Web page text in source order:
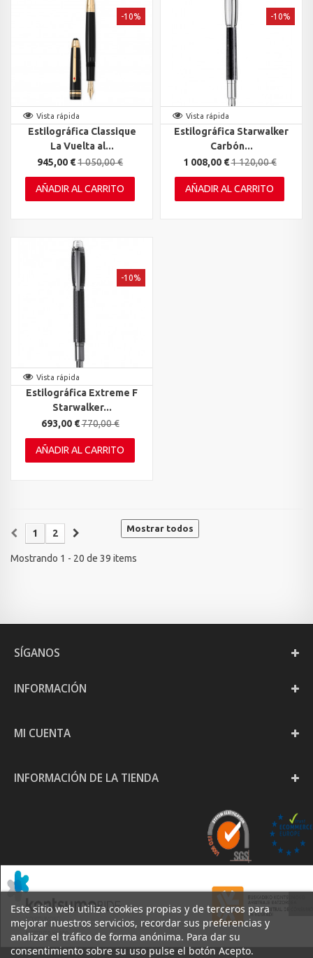
Vista rápida
Estilográfica Classique
La Vuelta al...
945,00 €1 050,00 €
-10%
AÑADIR AL CARRITO
Vista rápida
Estilográfica Starwalker
Carbón...
1 008,00 €1 120,00 €
-10%
AÑADIR AL CARRITO
Vista rápida
Estilográfica Extreme F
Starwalker...
693,00 €770,00 €
-10%
AÑADIR AL CARRITO
Mostrar todos
1 2
Mostrando 1 - 20 de 39 items
Este sitio web utiliza cookies propias y de terceros para
mejorar nuestros servicios, recordar sus preferencias y
analizar el tráfico de forma anónima. Para dar su
consentimiento sobre su uso pulse el botón Acepto.
SÍGANOS
INFORMACIÓN
MI CUENTA
INFORMACIÓN DE LA TIENDA